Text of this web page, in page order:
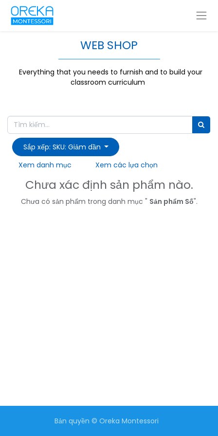
WEB SHOP
Everything that you needs to furnish and to build your
classroom curriculum
Sắp xếp: SKU: Giảm dần
Xem danh mục
Xem các lựa chọn
Chưa xác định sản phẩm nào.
Chưa có sản phẩm trong danh mục " Sản phẩm Số".
Bản quyền © Oreka Montessori